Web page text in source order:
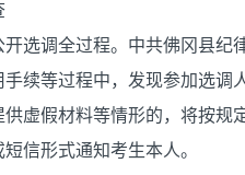
开选调全过程。中共佛冈县纪
手续等过程中，发现参加选调
供虚假材料等情形的，将按规
信形式通知考生本人。